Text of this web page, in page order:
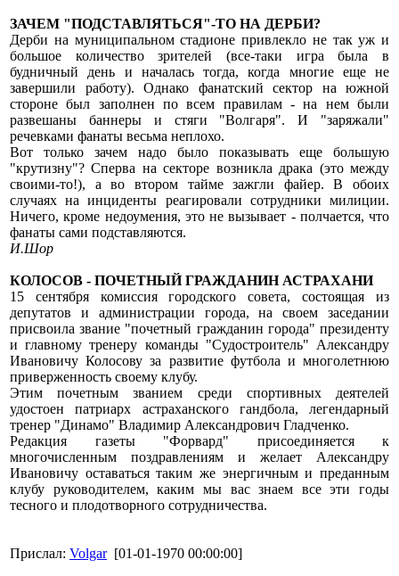
ЗАЧЕМ "ПОДСТАВЛЯТЬСЯ"-ТО НА ДЕРБИ?
Дерби на муниципальном стадионе привлекло не так уж и
большое количество зрителей (все-таки игра была в
будничный день и началась тогда, когда многие еще не
завершили работу). Однако фанатский сектор на южной
стороне был заполнен по всем правилам - на нем были
развешаны баннеры и стяги "Волгаря". И "заряжали"
речевками фанаты весьма неплохо.
Вот только зачем надо было показывать еще большую
"крутизну"? Сперва на секторе возникла драка (это между
своими-то!), а во втором тайме зажгли файер. В обоих
случаях на инциденты реагировали сотрудники милиции.
Ничего, кроме недоумения, это не вызывает - полчается, что
фанаты сами подставляются.
И.Шор
КОЛОСОВ - ПОЧЕТНЫЙ ГРАЖДАНИН АСТРАХАНИ
15 сентября комиссия городского совета, состоящая из
депутатов и администрации города, на своем заседании
присвоила звание "почетный гражданин города" президенту
и главному тренеру команды "Судостроитель" Александру
Ивановичу Колосову за развитие футбола и многолетнюю
приверженность своему клубу.
Этим почетным званием среди спортивных деятелей
удостоен патриарх астраханского гандбола, легендарный
тренер "Динамо" Владимир Александрович Гладченко.
Редакция газеты "Форвард" присоединяется к
многочисленным поздравлениям и желает Александру
Ивановичу оставаться таким же энергичным и преданным
клубу руководителем, каким мы вас знаем все эти годы
тесного и плодотворного сотрудничества.
Прислал: Volgar [01-01-1970 00:00:00]